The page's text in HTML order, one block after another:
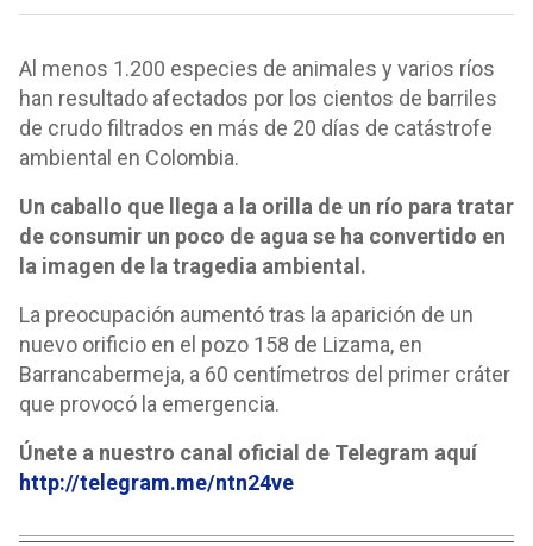
Al menos 1.200 especies de animales y varios ríos
han resultado afectados por los cientos de barriles
de crudo filtrados en más de 20 días de catástrofe
ambiental en Colombia.
Un caballo que llega a la orilla de un río para tratar
de consumir un poco de agua se ha convertido en
la imagen de la tragedia ambiental.
La preocupación aumentó tras la aparición de un
nuevo orificio en el pozo 158 de Lizama, en
Barrancabermeja, a 60 centímetros del primer cráter
que provocó la emergencia.
Únete a nuestro canal oficial de Telegram aquí
http://telegram.me/ntn24ve